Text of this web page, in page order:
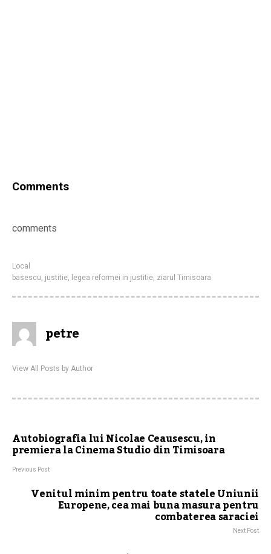
Comments
comments
Local
basescu, justitie, legea reformei in justitie, ziarul Timisoara
petre
View All Posts by Author
Autobiografia lui Nicolae Ceausescu, in
premiera la Cinema Studio din Timisoara
Previous Post
Venitul minim pentru toate statele Uniunii
Europene, cea mai buna masura pentru
combaterea saraciei
Next Post